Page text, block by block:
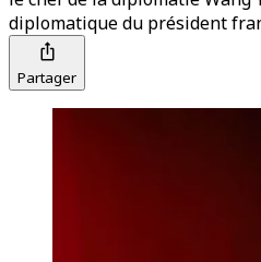
diplomatique du président
Partager